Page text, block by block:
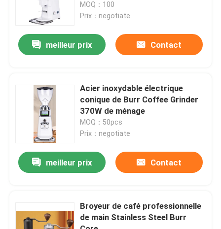
VR Show
Au sujet de nous
Contrôle de qualité
Contactez-nous
Cas
Burr Coffee Grinder
MOQ：100
Prix：negotiate
meilleur prix Contact
Acier inoxydable électrique
conique de Burr Coffee Grinder
370W de ménage
MOQ：50pcs
Prix：negotiate
meilleur prix Contact
Broyeur de café professionnelle
de main Stainless Steel Burr